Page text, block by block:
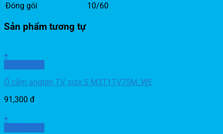
Đóng gói
10/60
Sản phẩm tương tự
+
Ổ cắm angten TV, size S M3T1TV75M_WE
91,300 đ
+